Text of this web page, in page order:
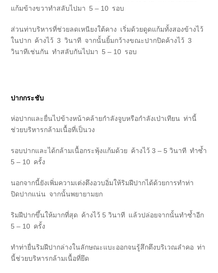
แก้มข้างขวาทำสลับไปมา 5 – 10 รอบ
ส่วนท่าบริหารที่ช่วยลดเหนียงใต้คาง เริ่มด้วยดูดแก้มทั้งสองข้างไว้
ในปาก ค้างไว้ 3 วินาที จากนั้นยิ้มกว้างขณะปากปิดค้างไว้ 3
วินาทีเช่นกัน ทำสลับกันไปมา 5 – 10 รอบ
ปากกระชับ
ห่อปากและยื่นไปข้างหน้าคล้ายกำลังจูบหรือกำลังเป่าเทียน ท่านี้
ช่วยบริหารกล้ามเนื้อที่เป็นวง
รอบปากและได้กล้ามเนื้อกระพุ้งแก้มด้วย ค้างไว้ 3 – 5 วินาที ทำซ้ำ
5 – 10 ครั้ง
นอกจากนี้ยังเพิ่มความเต่งตึงอวบอิ่มให้ริมฝีปากได้ด้วยการทำท่า
ปิดปากแน่น จากนั้นพยายามยก
ริมฝีปากขึ้นให้มากที่สุด ค้างไว้ 5 วินาที แล้วปล่อยจากนั้นทำซ้ำอีก
5 – 10 ครั้ง
ทำท่ายื่นริมฝีปากล่างในลักษณะแบะออกจนรู้สึกตึงบริเวณลำคอ ท่า
นี้ช่วยบริหารกล้ามเนื้อที่ยึด